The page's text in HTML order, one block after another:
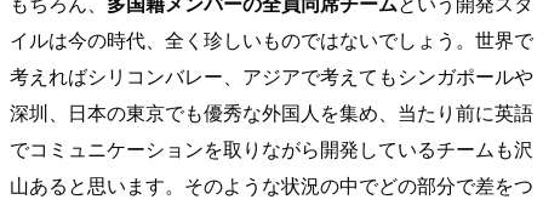
イルは今の時代、全く珍しいものではないでしょう。世界で
考えればシリコンバレー、アジアで考えてもシンガポールや
深圳、日本の東京でも優秀な外国人を集め、当たり前に英語
でコミュニケーションを取りながら開発しているチームも沢
山あると思います。そのような状況の中でどの部分で差をつ